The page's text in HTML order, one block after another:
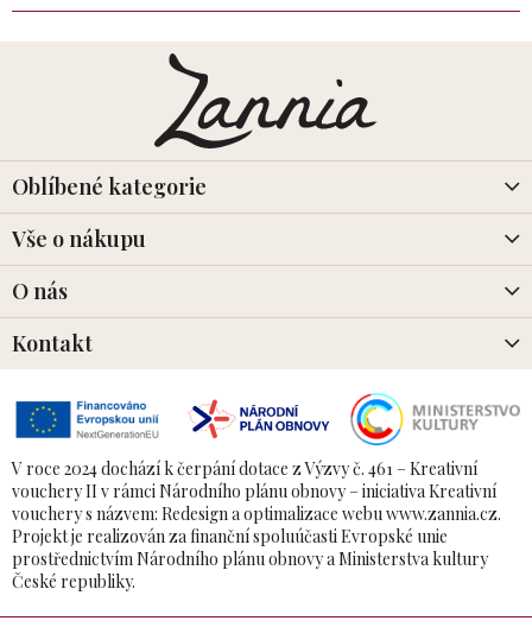
t
Oblíbené kategorie
Vše o nákupu
O nás
Kontakt
V roce 2024 dochází k čerpání dotace z Výzvy č. 461 – Kreativní
vouchery II v rámci Národního plánu obnovy – iniciativa Kreativní
vouchery s názvem: Redesign a optimalizace webu www.zannia.cz.
Projekt je realizován za finanční spoluúčasti Evropské unie
prostřednictvím Národního plánu obnovy a Ministerstva kultury
České republiky.